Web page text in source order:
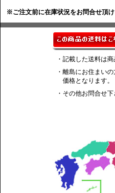
※ご注文前に在庫状況をお問合せ頂け
・記載した送料は
・離島にお住まい
価格となります。
・その他お問合せ下